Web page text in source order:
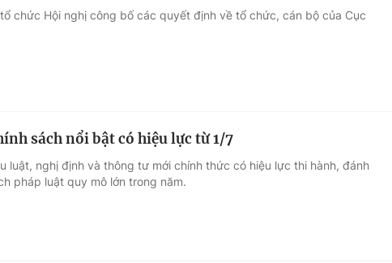
chức Hội nghị công bố các quyết định về tổ chức, cán bộ của Cục
sách nổi bật có hiệu lực từ 1/7
luật, nghị định và thông tư mới chính thức có hiệu lực thi hành, đánh
pháp luật quy mô lớn trong năm.